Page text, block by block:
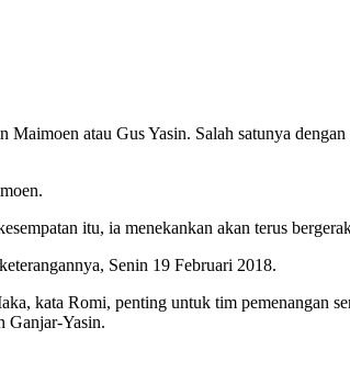
atau Gus Yasin. Salah satunya
itu, ia menekankan akan terus
Senin 19 Februari 2018.
kata Romi, penting untuk tim pemenangan
Ganjar-Yasin.